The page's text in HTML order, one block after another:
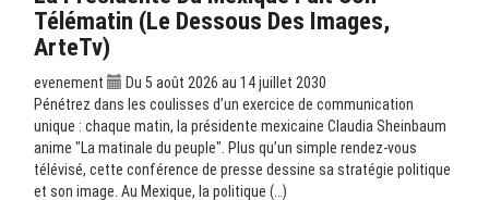
Télématin (Le Dessous Des Images,
ArteTv)
evenement
Du 5 août 2026 au 14 juillet 2030
Pénétrez dans les coulisses d’un exercice de communication
unique : chaque matin, la présidente mexicaine Claudia Sheinbaum
anime "La matinale du peuple". Plus qu’un simple rendez-vous
télévisé, cette conférence de presse dessine sa stratégie politique
et son image. Au Mexique, la politique (…)